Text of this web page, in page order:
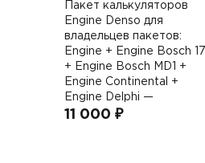
Пакет калькуляторов
Engine Denso для
владельцев пакетов:
Engine + Engine Bosch 17
+ Engine Bosch MD1 +
Engine Continental +
Engine Delphi —
11 000 ₽